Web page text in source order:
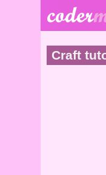
Skip to main content
Craft